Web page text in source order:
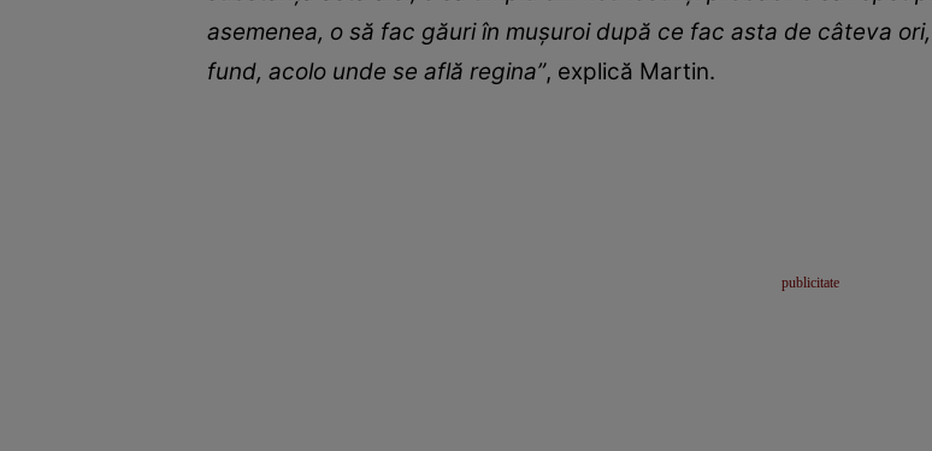
asemenea, o să fac găuri în mușuroi după ce fac asta de câteva
fund, acolo unde se află regina”, explică Martin.